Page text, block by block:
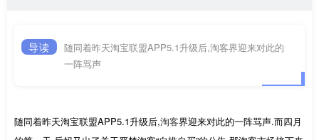
导读
随同着昨天淘宝联盟APP5.1升级后,淘客界迎来对此的
一阵骂声
随同着昨天淘宝联盟APP5.1升级后,淘客界迎来对此的一阵骂声.而四月